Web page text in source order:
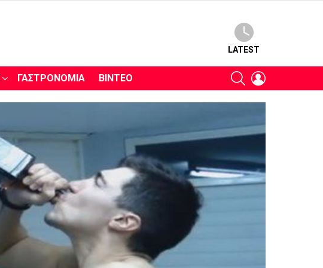
LATEST
ΓΑΣΤΡΟΝΟΜΊΑ ΒΊΝΤΕΟ SEARCH